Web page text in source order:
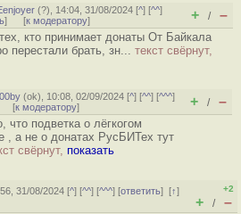
(?), 14:04, 31/08/2024 [^] [^^]
] [к модератору] + / –
кто принимает донаты От Байкала
перестали брать, зн... текст свёрнут,
(ok), 10:08, 02/09/2024 [^] [^^] [^^^]
[к модератору] + / –
что подветка о лёгкогом
, а не о донатах РусБИТех тут
свёрнут, показать
31/08/2024 [^] [^^] [^^^] [ответить][↑]
+2
+ / –